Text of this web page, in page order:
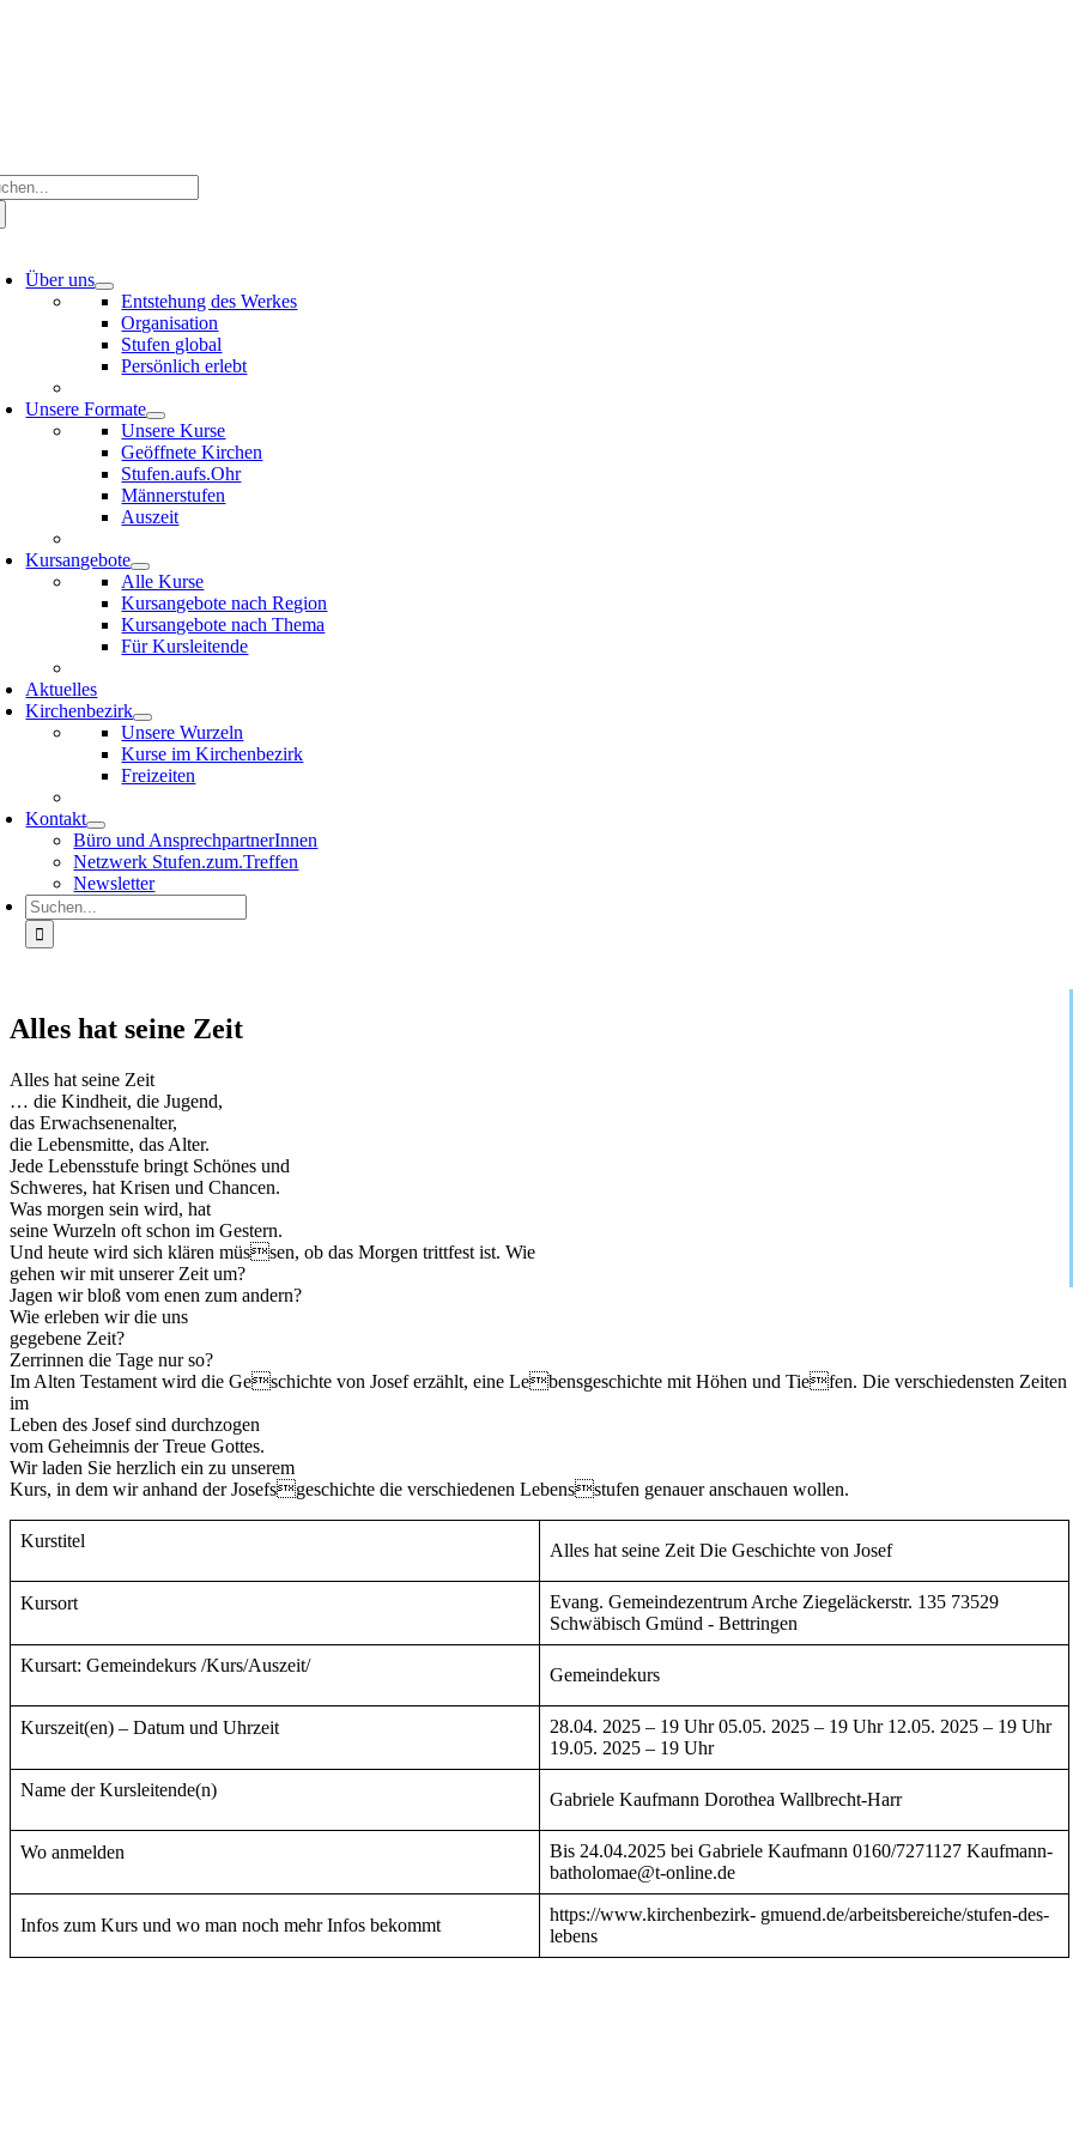
Über uns
Entstehung des Werkes
Organisation
Stufen global
Persönlich erlebt
Unsere Formate
Unsere Kurse
Geöffnete Kirchen
Stufen.aufs.Ohr
Männerstufen
Auszeit
Kursangebote
Alle Kurse
Kursangebote nach Region
Kursangebote nach Thema
Für Kursleitende
Aktuelles
Kirchenbezirk
Unsere Wurzeln
Kurse im Kirchenbezirk
Freizeiten
Kontakt
Büro und AnsprechpartnerInnen
Netzwerk Stufen.zum.Treffen
Newsletter
Suche
nach:
Alles hat seine Zeit
Alles hat seine Zeit
… die Kindheit, die Jugend,
das Erwachsenenalter,
die Lebensmitte, das Alter.
Jede Lebensstufe bringt Schönes und
Schweres, hat Krisen und Chancen.
Was morgen sein wird, hat
seine Wurzeln oft schon im Gestern.
Und heute wird sich klären müssen, ob das Morgen trittfest ist. Wie
gehen wir mit unserer Zeit um?
Jagen wir bloß vom enen zum andern?
Wie erleben wir die uns
gegebene Zeit?
Zerrinnen die Tage nur so?
Im Alten Testament wird die Geschichte von Josef erzählt, eine Lebensgeschichte mit Höhen und Tiefen. Die verschiedensten Zeiten
im
Leben des Josef sind durchzogen
vom Geheimnis der Treue Gottes.
Wir laden Sie herzlich ein zu unserem
Kurs, in dem wir anhand der Josefsgeschichte die verschiedenen Lebensstufen genauer anschauen wollen.
Kurstitel Alles hat seine Zeit Die Geschichte von Josef
Kursort
Evang. Gemeindezentrum Arche Ziegeläckerstr. 135 73529
Schwäbisch Gmünd - Bettringen
Kursart: Gemeindekurs /Kurs/Auszeit/ Gemeindekurs
Kurszeit(en) – Datum und Uhrzeit
28.04. 2025 – 19 Uhr 05.05. 2025 – 19 Uhr 12.05. 2025 – 19 Uhr
19.05. 2025 – 19 Uhr
Name der Kursleitende(n) Gabriele Kaufmann Dorothea Wallbrecht-Harr
Wo anmelden
Bis 24.04.2025 bei Gabriele Kaufmann 0160/7271127 Kaufmann-
batholomae@t-online.de
Infos zum Kurs und wo man noch mehr Infos bekommt
https://www.kirchenbezirk- gmuend.de/arbeitsbereiche/stufen-des-
lebens